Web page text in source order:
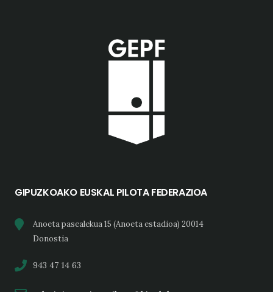
GIPUZKOAKO EUSKAL PILOTA FEDERAZIOA
Anoeta pasealekua 15 (Anoeta estadioa) 20014
Donostia
943 47 14 63